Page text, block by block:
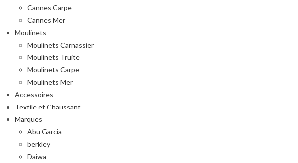
Cannes Carpe
Cannes Mer
Moulinets
Moulinets Carnassier
Moulinets Truite
Moulinets Carpe
Moulinets Mer
Accessoires
Textile et Chaussant
Marques
Abu Garcia
berkley
Daiwa